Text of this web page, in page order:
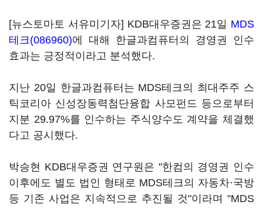
[뉴스토마토 서유미기자] KDB대우증권은 21일 MDS
테크(086960)에 대해 한글과컴퓨터의 경영권 인수
효과는 긍정적이라고 분석했다.
지난 20일 한글과컴퓨터는 MDS테크의 최대주주 스
틱코리아 신성장동력첨단융합 사모펀드 등으로부터
지분 29.97%를 인수하는 주식양수도 계약을 체결했
다고 공시했다.
박승현 KDB대우증권 연구원은 "한컴의 경영권 인수
이후에도 별도 법인 형태로 MDS테크의 자동차·국방
등 기존 사업은 지속적으로 추진될 것"이라며 "MDS